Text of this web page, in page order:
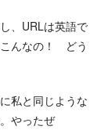
、URLは英語で
んなの！ どう
私と同じような
やったぜ